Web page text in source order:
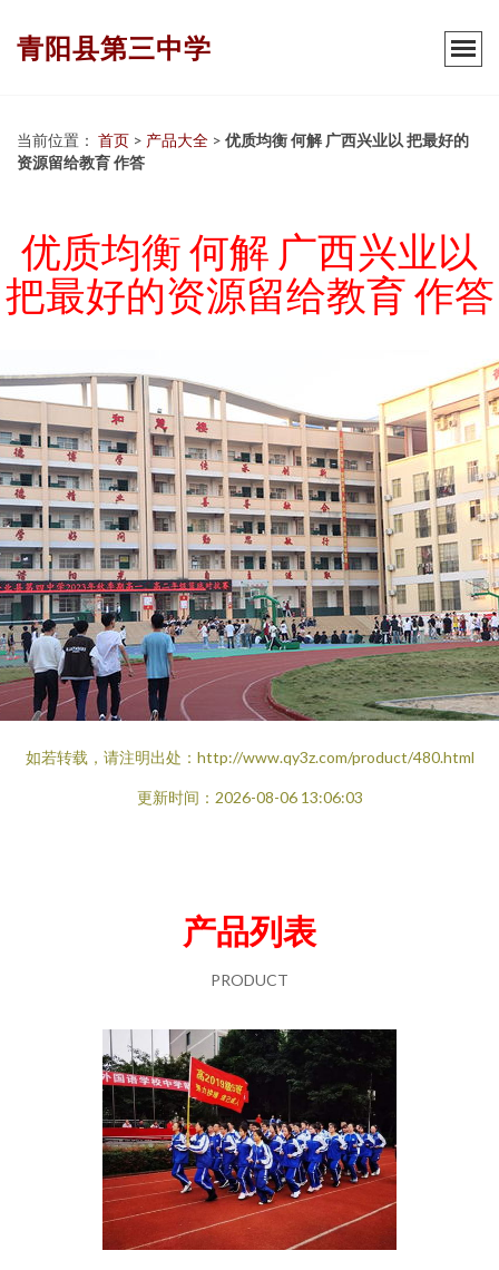
青阳县第三中学
当前位置： 首页 > 产品大全 > 优质均衡 何解 广西兴业以 把最好的
资源留给教育 作答
优质均衡 何解 广西兴业以
把最好的资源留给教育 作答
如若转载，请注明出处：http://www.qy3z.com/product/480.html
更新时间：2026-08-06 13:06:03
产品列表
PRODUCT